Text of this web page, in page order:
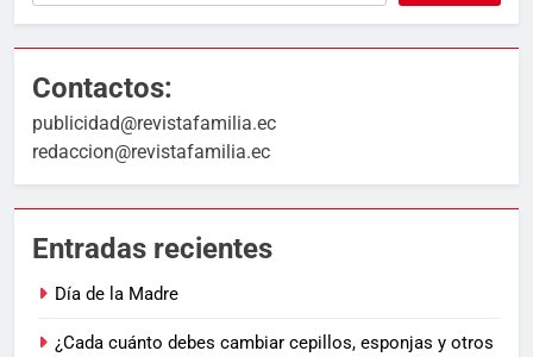
Contactos:
publicidad@revistafamilia.ec
redaccion@revistafamilia.ec
Entradas recientes
Día de la Madre
¿Cada cuánto debes cambiar cepillos, esponjas y otros